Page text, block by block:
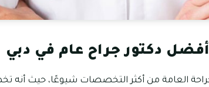
أفضل دكتور جراح عام في دبي
العامة من أكثر التخصصات شيوعًا، حيث أنه